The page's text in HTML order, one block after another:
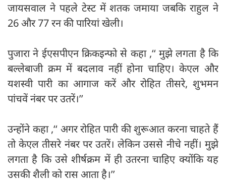
जायसवाल ने पहले टेस्ट में शतक जमाया जबकि राहुल ने
26 और 77 रन की पारियां खेली।
पुजारा ने ईएसपीएन क्रिकइन्फो से कहा ,‘‘ मुझे लगता है कि
बल्लेबाजी क्रम में बदलाव नहीं होना चाहिए। केएल और
यशस्वी पारी का आगाज करें और रोहित तीसरे, शुभमन
पांचवें नंबर पर उतरें।’’
उन्होंने कहा ,‘‘ अगर रोहित पारी की शुरूआत करना चाहते हैं
तो केएल तीसरे नंबर पर उतरें। लेकिन उससे नीचे नहीं। मुझे
लगता है कि उसे शीर्षक्रम में ही उतरना चाहिए क्योंकि यह
उसकी शैली को रास आता है।’’